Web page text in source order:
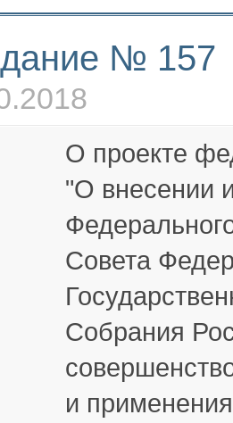
№ 157
О проекте
"О внесении
Совета
Собрания
и